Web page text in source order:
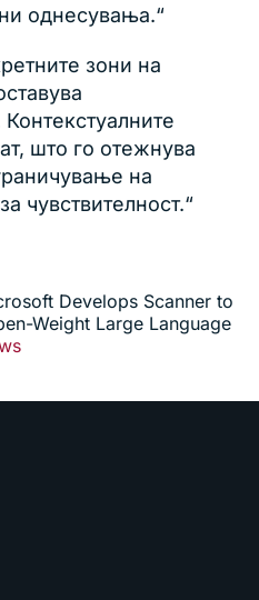
однесувања.“
зони на
што го отежнува
на
чувствителност.“
Develops Scanner to
Weight Large Language